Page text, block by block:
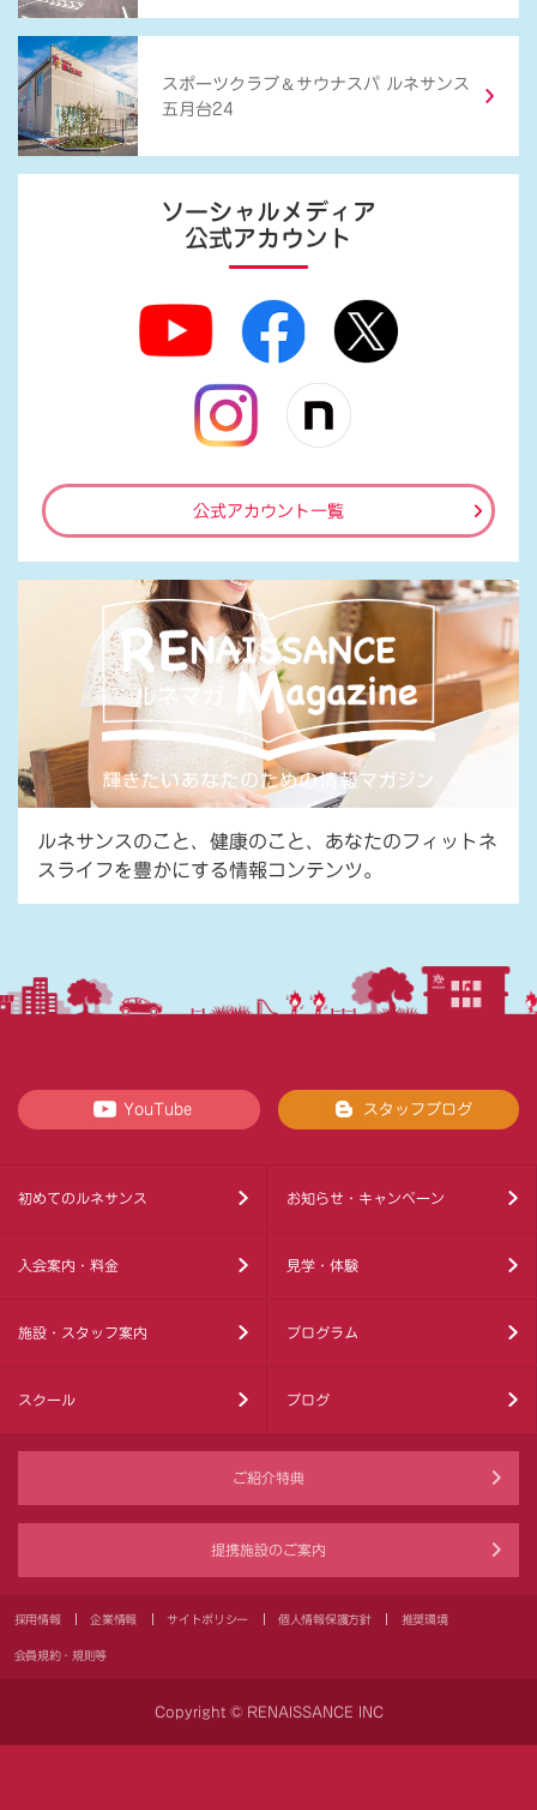
スポーツクラブ ＆ サウナスパ ルネサンス
五月台24
ソーシャルメディア
公式アカウント
公式アカウント一覧
ルネサンスのこと、健康のこと、あなたのフィットネ
スライフを豊かにする情報コンテンツ。
YouTube スタッフブログ
初めてのルネサンス お知らせ・キャンペーン
入会案内・料金 見学・体験
施設・スタッフ案内 プログラム
スクール ブログ
ご紹介特典
提携施設のご案内
採用情報 企業情報 サイトポリシー 個人情報保護方針 推奨環境
会員規約・規則等
Copyright © RENAISSANCE INC